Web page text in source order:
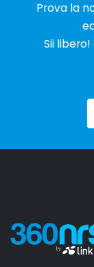
Prova la
Sii